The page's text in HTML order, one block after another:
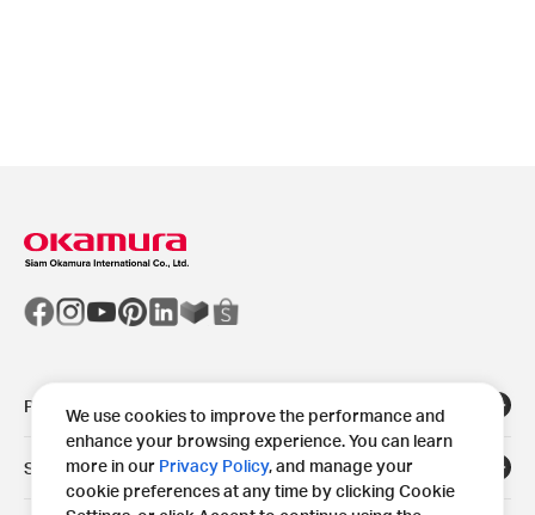
We use cookies to improve the performance and
enhance your browsing experience. You can learn
more in our Privacy Policy, and manage your
cookie preferences at any time by clicking Cookie
Products
Solutions